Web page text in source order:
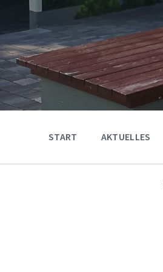
START AKTUELLES